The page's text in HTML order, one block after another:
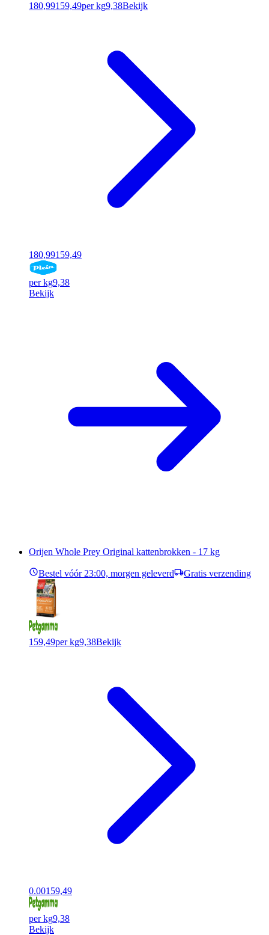
180,99159,49per kg9,38Bekijk
180,99159,49
per kg9,38
Bekijk
Orijen Whole Prey Original kattenbrokken - 17 kg
Bestel vóór 23:00, morgen geleverd Gratis verzending
159,49per kg9,38Bekijk
0.00159,49
per kg9,38
Bekijk